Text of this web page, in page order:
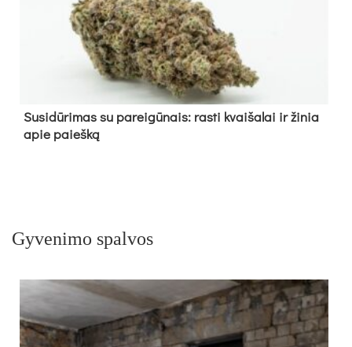
Su­si­dū­ri­mas su pa­rei­gū­nais: ras­ti kvai­ša­lai ir ži­nia
apie paieš­ką
Gyvenimo spalvos